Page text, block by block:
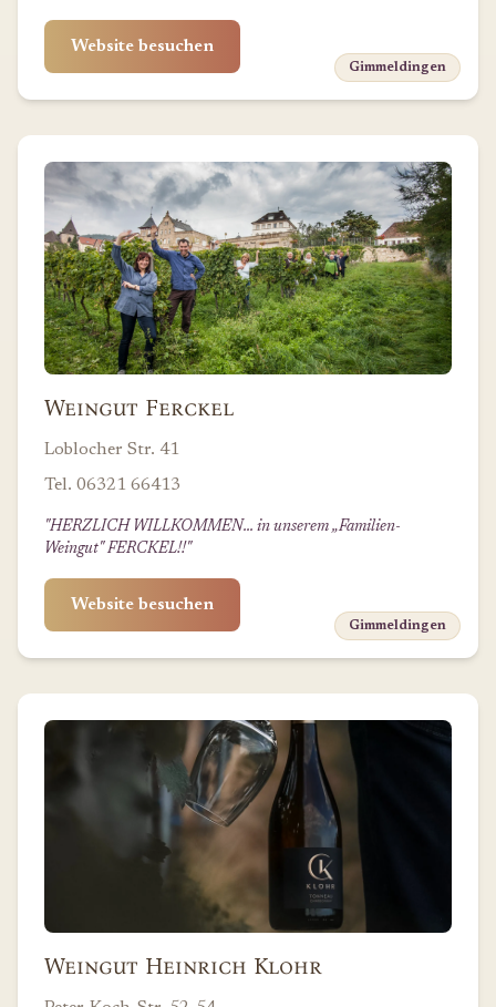
Gimmeldingen
Website besuchen
Gimmeldingen
Weingut Ferckel
Loblocher Str. 41
Tel. 06321 66413
"HERZLICH WILLKOMMEN... in unserem „Familien-
Weingut" FERCKEL!!"
Website besuchen
Weingut Heinrich Klohr